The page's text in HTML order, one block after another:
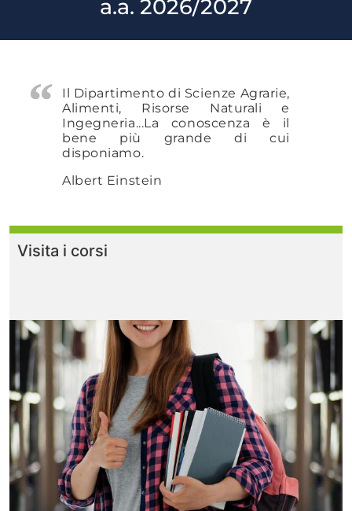
a.a. 2026/2027
Il Dipartimento di Scienze Agrarie,
Alimenti, Risorse Naturali e
Ingegneria...La conoscenza è il
bene più grande di cui
disponiamo.
Albert Einstein
Visita i corsi